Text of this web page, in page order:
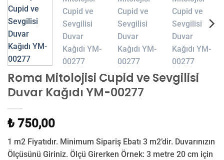
Roma Mitolojisi Cupid ve Sevgilisi
Duvar Kağıdı YM-00277
₺ 750,00
1 m2 Fiyatıdır. Minimum Sipariş Ebatı 3 m2’dir. Duvarınızın
Ölçüsünü Giriniz. Ölçü Girerken Örnek: 3 metre 20 cm için